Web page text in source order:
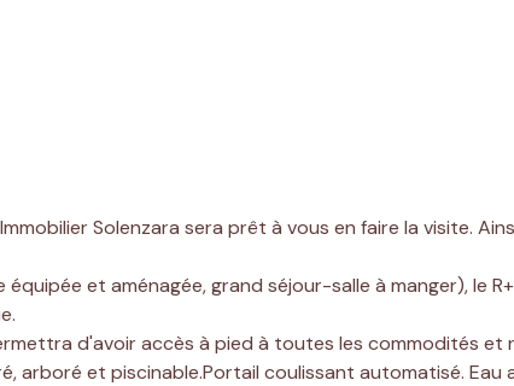
Solenzara sera prêt à vous en faire la visite.
et aménagée, grand séjour-salle à manger), le
d'avoir accès à pied à toutes les commodités et
et piscinable.Portail coulissant automatisé. Eau